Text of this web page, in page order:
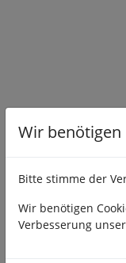
Wir
Bitte stimme der
Wir benötigen
Verbesserung